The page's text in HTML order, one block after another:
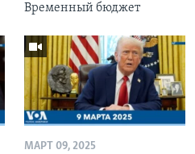
Временный бюджет
МАРТ 09, 2025